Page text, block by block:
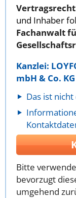
Vertragsrecht
und Inhaber
Fachanwalt
Kanzlei:
mbH & Co.
Das ist
Bitte
bevorzugt
umgehend